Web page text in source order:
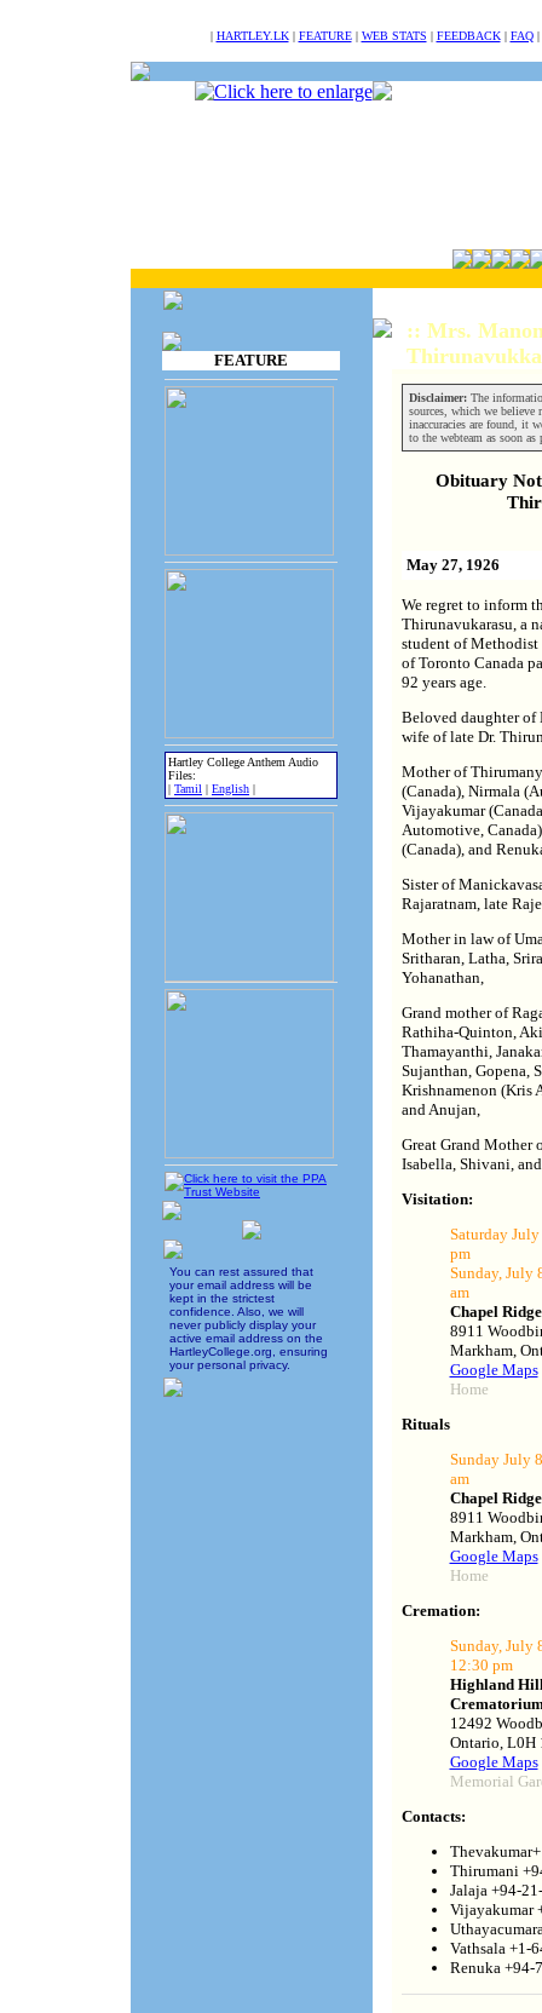
| HARTLEY.LK| FEATURE| WEB STATS | FEEDBACK| FAQ|
FEATURE
Hartley College Anthem Audio
Files:
| Tamil | English |
You can rest assured that
your email address will be
kept in the strictest
confidence. Also, we will
never publicly display your
active email address on the
HartleyCollege.org, ensuring
your personal privacy.
:: Mrs.
Disclaimer:The
sources, which we believe
inaccuracies are found, it
to the webteam as soon as
Obituary
May 27, 1926
We regret to inform
Thirunavukarasu, a
student of Methodist
of Toronto Canada
92 years age.
Beloved daughter of
wife of late Dr.
Mother of
(Canada), Nirmala
Vijayakumar
Automotive,
(Canada), and
Sister of
Rajaratnam, late
Mother in law of
Sritharan, Latha,
Yohanathan,
Grand mother of
Rathiha-Quinton,
Thamayanthi,
Sujanthan, Gopena,
Krishnamenon (Kris
and Anujan,
Great Grand Mother
Isabella, Shivani,
Visitation:
Saturday
pm
Sunday, July
am
Chapel
8911
Markham,
Google Maps
Home
Rituals
Sunday July
am
Chapel
8911
Markham,
Google Maps
Home
Cremation:
Sunday, July
12:30 pm
Highland
12492
Ontario, L0H
Google Maps
Memorial
Contacts:
Thirumani
Jalaja +94-
Vijayakumar
Vathsala +1-
Renuka +94-